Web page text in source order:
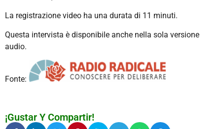
La registrazione video ha una durata di 11 minuti.
Questa intervista è disponibile anche nella sola versione
audio.
Fonte:
¡Gustar Y Compartir!